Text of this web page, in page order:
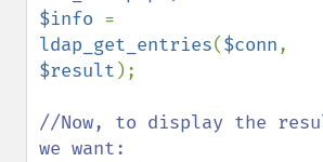
$info
ldap_get_entries($conn
$result );
//Now, to display the
we want: